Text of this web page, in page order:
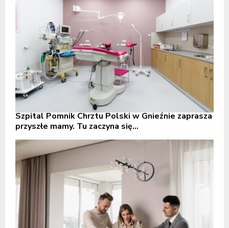
Szpital Pomnik Chrztu Polski w Gnieźnie zaprasza
przyszłe mamy. Tu zaczyna się...